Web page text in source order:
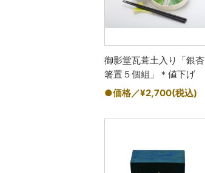
御影堂瓦葺土入り「銀杏
箸置５個組」＊値下げ
●価格／¥2,700(税込)